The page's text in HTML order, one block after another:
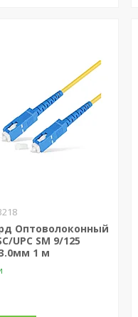
Оптоволоконный
UPC SM 9/125
1 м